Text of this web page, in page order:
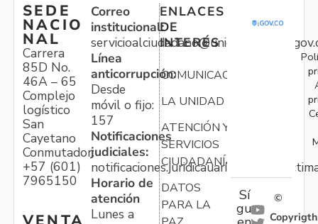
SEDE
NACIO
NAL
Carrera
85D No.
46A – 65
Complejo
logístico
San
Cayetano
Conmutador:
+57 (601)
7965150
Correo
institucional:
Línea
anticorrupción:
Desde
móvil o fijo:
157
Notificaciones
judiciales:
Horario de
atención
Lunes a
ENLACES
DE
INTERÉS
COMUNICACIONES
LA UNIDAD
ATENCIÓN Y
SERVICIOS
CIUDADANÍA
DATOS
PARA LA
Sí
gu
©
Copyrigth